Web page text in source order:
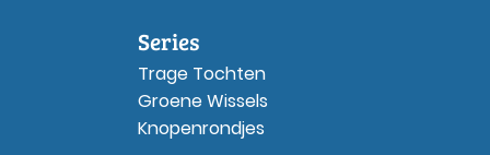
Series
Trage Tochten
Groene Wissels
Knopenrondjes